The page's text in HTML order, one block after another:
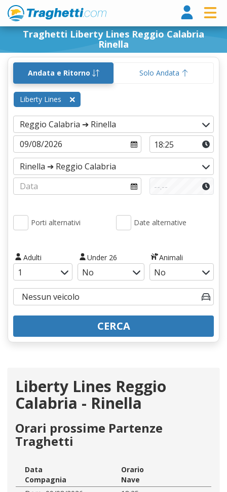
Traghetti Liberty Lines Reggio Calabria
Rinella
Andata e Ritorno Solo Andata
Liberty Lines
Porti alternativi Date alternative
Adulti Under 26 Animali
CERCA
Liberty Lines Reggio
Calabria - Rinella
Orari prossime Partenze
Traghetti
Data
Orario
Compagnia
Nave